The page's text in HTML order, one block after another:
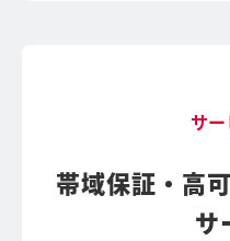
サ
帯域保証・高
サ